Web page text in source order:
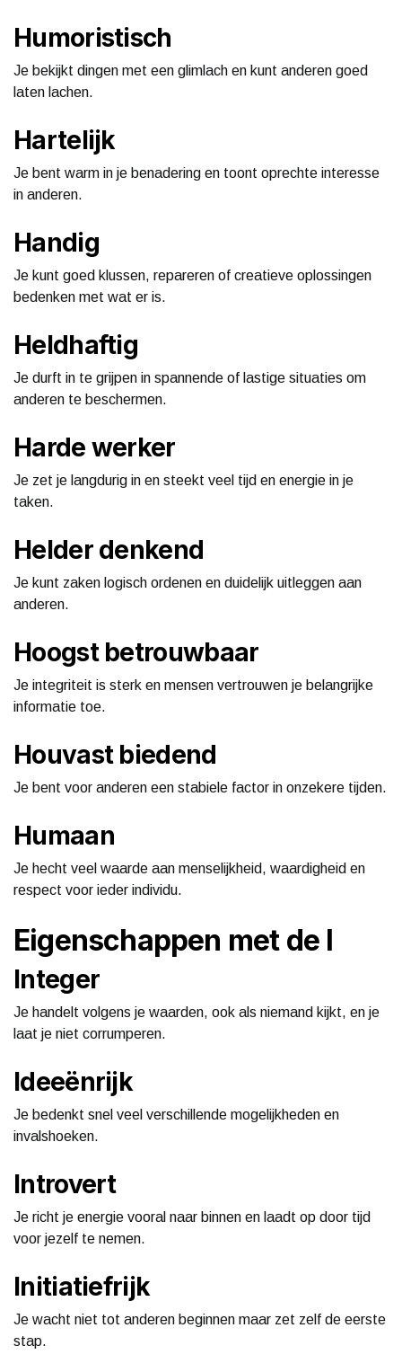
Humoristisch
Je bekijkt dingen met een glimlach en kunt anderen goed
laten lachen.
Hartelijk
Je bent warm in je benadering en toont oprechte interesse
in anderen.
Handig
Je kunt goed klussen, repareren of creatieve oplossingen
bedenken met wat er is.
Heldhaftig
Je durft in te grijpen in spannende of lastige situaties om
anderen te beschermen.
Harde werker
Je zet je langdurig in en steekt veel tijd en energie in je
taken.
Helder denkend
Je kunt zaken logisch ordenen en duidelijk uitleggen aan
anderen.
Hoogst betrouwbaar
Je integriteit is sterk en mensen vertrouwen je belangrijke
informatie toe.
Houvast biedend
Je bent voor anderen een stabiele factor in onzekere tijden.
Humaan
Je hecht veel waarde aan menselijkheid, waardigheid en
respect voor ieder individu.
Eigenschappen met de I
Integer
Je handelt volgens je waarden, ook als niemand kijkt, en je
laat je niet corrumperen.
Ideeënrijk
Je bedenkt snel veel verschillende mogelijkheden en
invalshoeken.
Introvert
Je richt je energie vooral naar binnen en laadt op door tijd
voor jezelf te nemen.
Initiatiefrijk
Je wacht niet tot anderen beginnen maar zet zelf de eerste
stap.